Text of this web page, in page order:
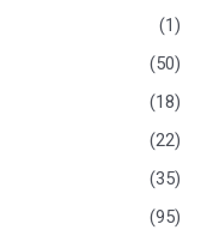
(1)
(50)
(18)
(22)
(35)
(95)